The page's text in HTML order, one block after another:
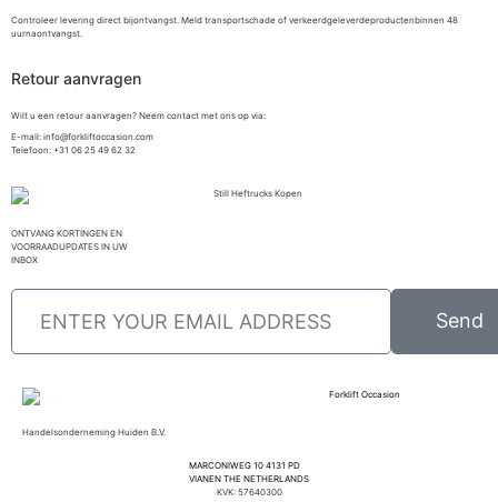
Controleer levering direct bijontvangst. Meld transportschade of verkeerdgeleverdeproductenbinnen 48
uurnaontvangst.
Retour aanvragen
Wilt u een retour aanvragen? Neem contact met ons op via:
E-mail: info@forkliftoccasion.com
Telefoon: +31 06 25 49 62 32
ONTVANG KORTINGEN EN
VOORRAADUPDATES IN UW
INBOX
Send
Handelsonderneming Huiden B.V.
MARCONIWEG 10 4131 PD
VIANEN THE NETHERLANDS
KVK: 57640300